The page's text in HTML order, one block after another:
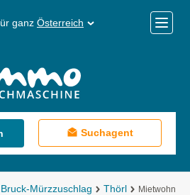
ganz Österreich
Menü
Suchagent
Bruck-Mürzzuschlag Thörl